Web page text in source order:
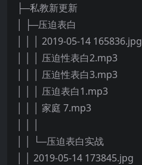
├─私教新更新
│ ├─压迫表白
│ │ │ 2019-05-14 165836.jpg
│ │ │ 压迫性表白2.mp3
│ │ │ 压迫性表白3.mp3
│ │ │ 压迫表白1.mp3
│ │ │ 家庭 7.mp3
│ │ └─压迫表白实战
│ │ 2019-05-14 173845.jpg